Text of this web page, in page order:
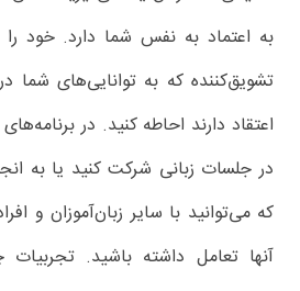
به اعتماد به نفس شما دارد. خود را
تشویق‌کننده که به توانایی‌های شما
اعتقاد دارند احاطه کنید. در
در جلسات زبانی شرکت کنید یا به
که می‌توانید با سایر زبان‌آموزان و
آنها تعامل داشته باشید. تجربیات